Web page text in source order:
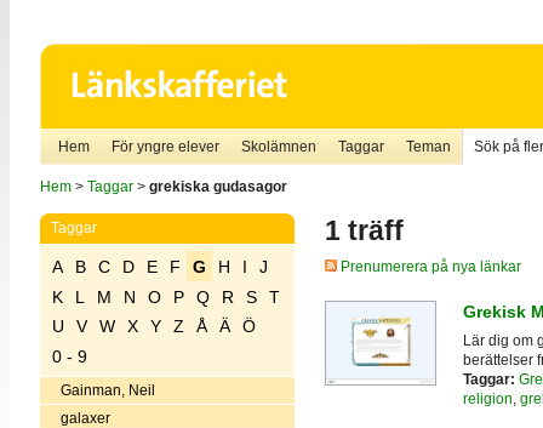
Hem För yngre elever Skolämnen Taggar Teman Sök på
Hem> Taggar> grekiska gudasagor
Taggar
A B C D E F G H I
J
K
L M N O P Q R S
T
U
V W X Y Z Å Ä
Ö
0 - 9
Gainman, Neil
galaxer
1 träff
Prenumerera på nya länkar
Grekisk
Lär dig om
berättelser
Taggar:
religion